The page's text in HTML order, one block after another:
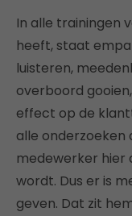
In alle trainingen
heeft, staat
luisteren,
overboord
effect op de
alle onderzoeken
medewerker hier
wordt. Dus er is
geven. Dat zit